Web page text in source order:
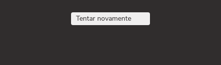
Tentar novamente